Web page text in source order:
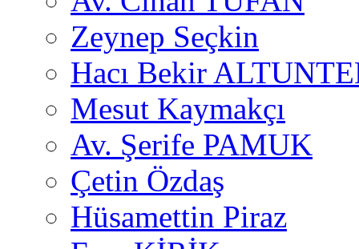
Zeynep Seçkin
Hacı Bekir
Mesut Kaymakçı
Av. Şerife PAMUK
Çetin Özdaş
Hüsamettin Piraz